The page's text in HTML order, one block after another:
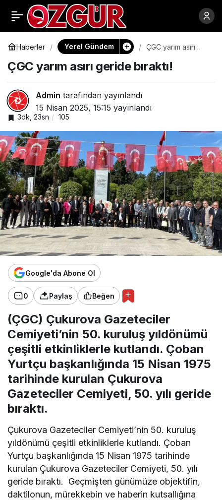
Haberler Yerel Gündem
ÇGC yarım asırı
ÇGC yarım asırı geride bıraktı!
Admin tarafından yayınlandı
15 Nisan 2025, 15:15 yayınlandı
3dk, 23sn 105
Google'da Abone Ol
0 Paylaş Beğen
(ÇGC) Çukurova Gazeteciler
Cemiyeti’nin 50. kuruluş yıldönümü
çeşitli etkinliklerle kutlandı. Çoban
Yurtçu başkanlığında 15 Nisan 1975
tarihinde kurulan Çukurova
Gazeteciler Cemiyeti, 50. yılı geride
bıraktı.
Çukurova Gazeteciler Cemiyeti’nin 50. kuruluş
yıldönümü çeşitli etkinliklerle kutlandı. Çoban
Yurtçu başkanlığında 15 Nisan 1975 tarihinde
kurulan Çukurova Gazeteciler Cemiyeti, 50. yılı
geride bıraktı. Geçmişten günümüze objektifin,
daktilonun, mürekkebin ve haberin kutsallığına
Nisan karı
Kastamonu’da 181
köy yolunu kapattı
Paylaş